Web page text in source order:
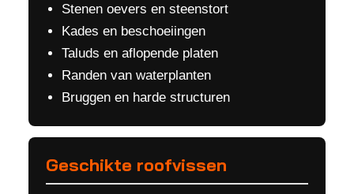
Stenen oevers en steenstort
Kades en beschoeiingen
Taluds en aflopende platen
Randen van waterplanten
Bruggen en harde structuren
Geschikte roofvissen